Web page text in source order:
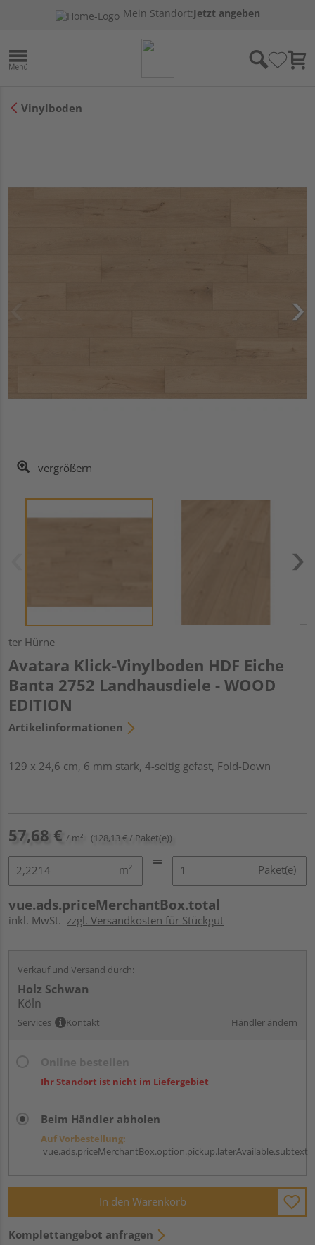
Mein Standort:Jetzt angeben
Vinylboden
vergrößern
ter Hürne
Avatara Klick-Vinylboden HDF Eiche
Banta 2752 Landhausdiele - WOOD
EDITION
Artikelinformationen
129 x 24,6 cm, 6 mm stark, 4-seitig gefast, Fold-Down
57,68 € / m² (128,13 € / Paket(e))
m² Paket(e)
vue.ads.priceMerchantBox.total
inkl. MwSt. zzgl. Versandkosten für Stückgut
Verkauf und Versand durch:
Holz Schwan
Köln
Services Kontakt Händler ändern
Ihr Standort ist nicht im Liefergebiet
Beim Händler abholen
Auf Vorbestellung:
vue.ads.priceMerchantBox.option.pickup.laterAvailable.subtext
In den Warenkorb
Komplettangebot anfragen